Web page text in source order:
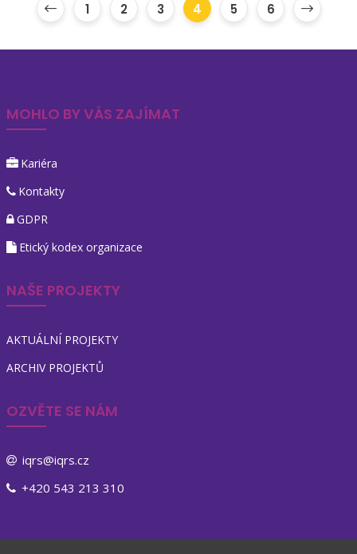
1 2 3 4 5 6
MOHLO BY VÁS ZAJÍMAT
Kariéra
Kontakty
GDPR
Etický kodex organizace
NAŠE PROJEKTY
AKTUÁLNÍ PROJEKTY
ARCHIV PROJEKTŮ
OZVĚTE SE NÁM
iqrs@iqrs.cz
+420 543 213 310